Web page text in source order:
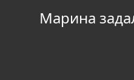
Марина